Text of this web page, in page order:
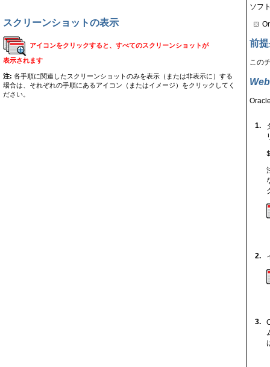
スクリーンショットの表示
アイコンをクリックすると、すべてのスクリーンショットが
表示されます
注: 各手順に関連したスクリーンショットのみを表示（または非表示に）する
場合は、それぞれの手順にあるアイコン（またはイメージ）をクリックしてく
ださい。
ソフ
前
この
1.
$
2.
3.